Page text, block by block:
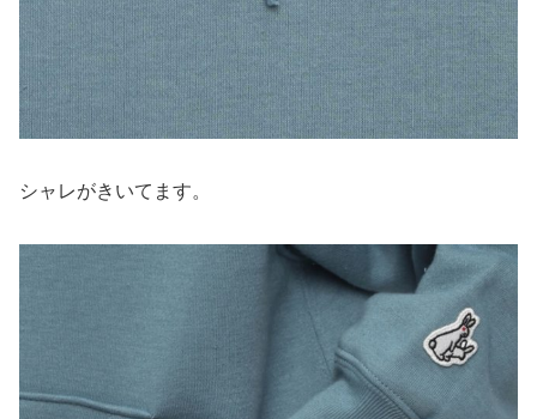
シャレがきいてます。